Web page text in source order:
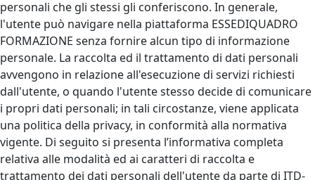
personali che gli stessi gli conferiscono. In generale,
l'utente può navigare nella piattaforma ESSEDIQUADRO
FORMAZIONE senza fornire alcun tipo di informazione
personale. La raccolta ed il trattamento di dati personali
avvengono in relazione all'esecuzione di servizi richiesti
dall'utente, o quando l'utente stesso decide di comunicare
i propri dati personali; in tali circostanze, viene applicata
una politica della privacy, in conformità alla normativa
vigente. Di seguito si presenta l’informativa completa
relativa alle modalità ed ai caratteri di raccolta e
trattamento dei dati personali dell'utente da parte di ITD-